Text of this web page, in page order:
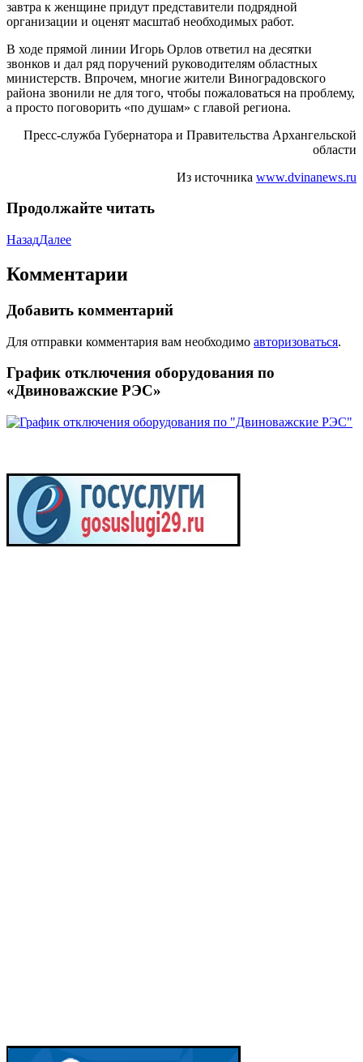
завтра к женщине придут представители подрядной
организации и оценят масштаб необходимых работ.
В ходе прямой линии Игорь Орлов ответил на десятки
звонков и дал ряд поручений руководителям областных
министерств. Впрочем, многие жители Виноградовского
района звонили не для того, чтобы пожаловаться на проблему,
а просто поговорить «по душам» с главой региона.
Пресс-служба Губернатора и Правительства Архангельской
области
Из источника www.dvinanews.ru
Продолжайте читать
НазадДалее
Комментарии
Добавить комментарий
Для отправки комментария вам необходимо авторизоваться.
График отключения оборудования по
«Двиноважские РЭС»